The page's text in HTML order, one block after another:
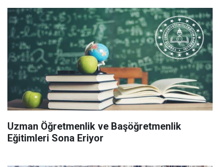
Uzman Öğretmenlik ve Başöğretmenlik
Eğitimleri Sona Eriyor